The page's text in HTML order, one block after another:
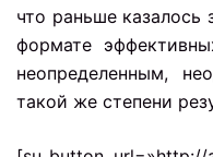
что раньше
формате
неопределенным,
такой же степени